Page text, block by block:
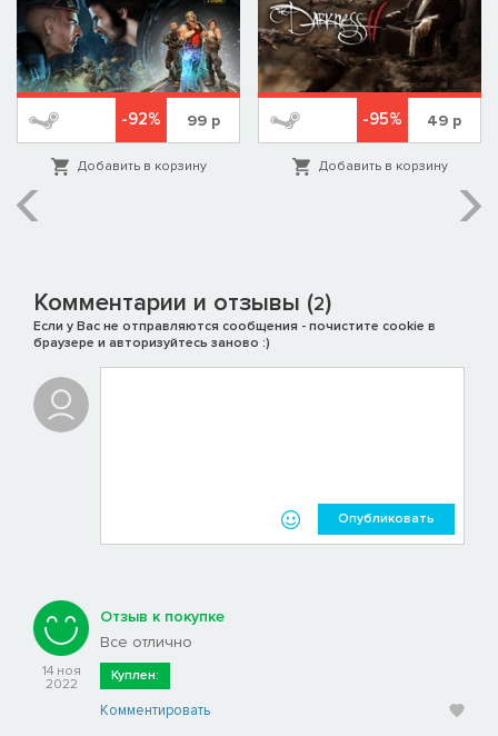
-92% 99р
Добавить в корзину
-95% 49 р
Добавить в корзину
Комментарии и отзывы (2)
Если у Вас не отправляются сообщения - почистите cookie в
браузере и авторизуйтесь заново :)
Опубликовать
14 ноя
2022
Отзыв к покупке
Все отлично
Куплен:
Комментировать